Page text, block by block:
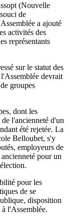
(Nouvelle
de
a ajouté
activités des
représentants
sur le statut des
devrait
groupes
dont les
l'ancienneté d'un
été rejetée. La
Belloubet, s'y
employeurs de
pour un
pour les
de se
disposition
l'Assemblée.